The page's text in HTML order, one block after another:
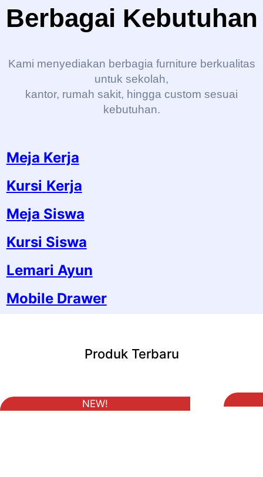
Berbagai Kebutuhan
Kami menyediakan berbagia furniture berkualitas
untuk sekolah,
kantor, rumah sakit, hingga custom sesuai
kebutuhan.
Meja Kerja
Kursi Kerja
Meja Siswa
Kursi Siswa
Lemari Ayun
Mobile Drawer
Produk Terbaru
NEW!